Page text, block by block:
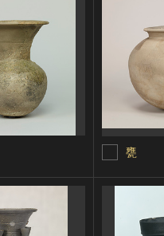
甕